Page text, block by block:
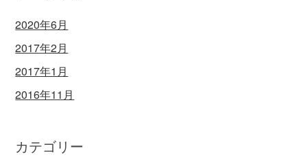
2020年6月
2017年2月
2017年1月
2016年11月
カテゴリー